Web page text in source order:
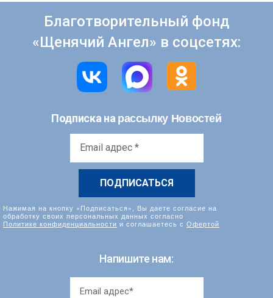
Благотворительный фонд
«Щенячий Ангел» в соцсетях:
Подписка на рассылку Новостей
Нажимая на кнопку «Подписаться», Вы даете согласие на
обработку своих персональных данных согласно
Политике конфиденциальности и соглашаетесь с Офертой
Напишите нам: